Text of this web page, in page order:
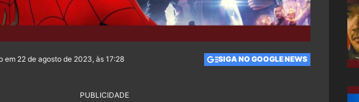
em 22 de agosto de 2023, às 17:28 SIGA NO GOOGLE NEWS
PUBLICIDADE